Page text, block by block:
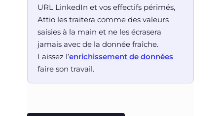
URL LinkedIn et vos effectifs périmés,
Attio les traitera comme des valeurs
saisies à la main et ne les écrasera
jamais avec de la donnée fraîche.
Laissez l’enrichissement de données
faire son travail.